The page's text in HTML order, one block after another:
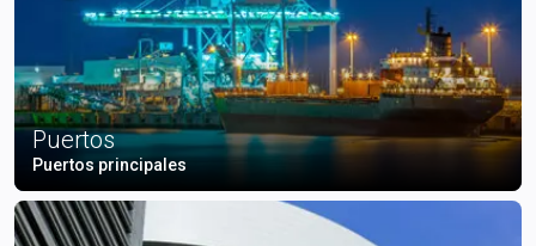
Puertos
Puertos principales